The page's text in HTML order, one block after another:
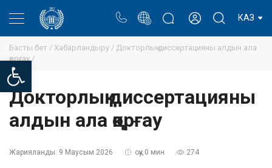
Open toolbar
КАЗ
Басты бет / Хабарландыру / Докторлық диссертацияны алдын ала
қорғау /
Докторлық диссертацияны
алдын ала қорғау
Жарияланды: 9 Маусым 2026 оқу 0 мин 274